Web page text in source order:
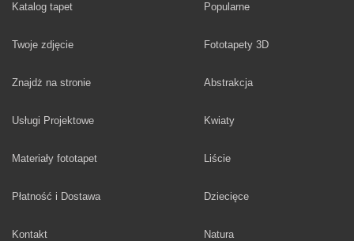
Katalog tapet
Twoje zdjęcie
Znajdż na stronie
Usługi Projektowe
Materiały fototapet
Płatność i Dostawa
Kontakt
Fototapety
Popularne
Fototapety 3D
Fototapety
Abstrakcja
Fototapety
Kwiaty
Fototapety
Liście
Fototapety
Dziecięce
Fototapety
Natura